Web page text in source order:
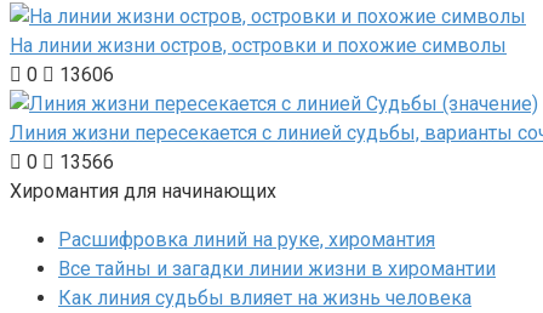
На линии жизни остров, островки и похожие символы
0
13606
Линия жизни пересекается с линией судьбы, варианты
0
13566
Хиромантия для начинающих
Расшифровка линий на руке, хиромантия
Все тайны и загадки линии жизни в хиромантии
Как линия судьбы влияет на жизнь человека